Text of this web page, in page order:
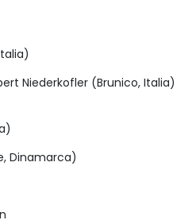
Niederkofler (Brunico, Italia)
Dinamarca)